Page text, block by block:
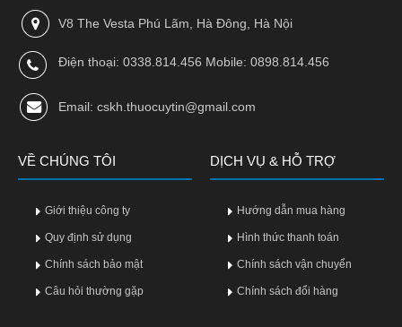
sóc
khỏe
Khoáng
chất
Thuốc
giảm
Thuốc
V8 The Vesta Phú Lãm, Hà Đông, Hà Nội
Điện thoại: 0338.814.456 Mobile: 0898.814.456
Email: cskh.thuocuytin@gmail.com
VỀ CHÚNG TÔI
Giới thiệu công ty
Quy định sử dụng
Chính sách bảo mật
Câu hỏi thường gặp
DỊCH VỤ & HỖ TRỢ
Hướng dẫn mua hàng
Hình thức thanh toán
Chính sách vận chuyển
Chính sách đổi hàng